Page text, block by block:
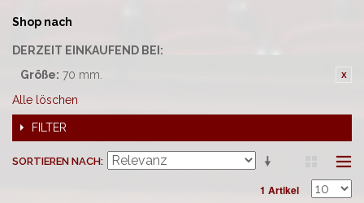
Shop nach
DERZEIT EINKAUFEND BEI:
Größe: 70 mm.
Alle löschen
FILTER
SORTIEREN NACH
1 Artikel